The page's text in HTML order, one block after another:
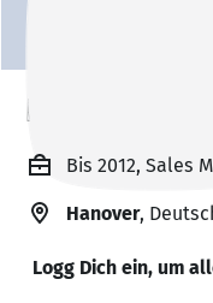
Laura Di
Bis 2012, Sales
Hanover,
Logg Dich ein, um